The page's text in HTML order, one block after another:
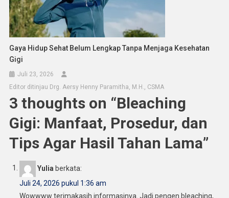
Gaya Hidup Sehat Belum Lengkap Tanpa Menjaga Kesehatan
Gigi
Juli 23, 2026
Editor ditinjau Drg. Aersy Henny Paramitha, M.H., CSMA
3 thoughts on “Bleaching
Gigi: Manfaat, Prosedur, dan
Tips Agar Hasil Tahan Lama”
Yulia berkata:
Juli 24, 2026 pukul 1:36 am
Wowwww terimakasih informasinya. Jadi pengen bleaching,